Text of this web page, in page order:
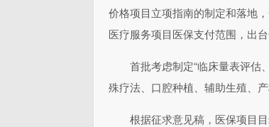
价格项目立项指南的制定和落地
医疗服务项目医保支付范围，出
首批考虑制定“临床量表评估
殊疗法、口腔种植、辅助生殖、
根据征求意见稿，医保项目